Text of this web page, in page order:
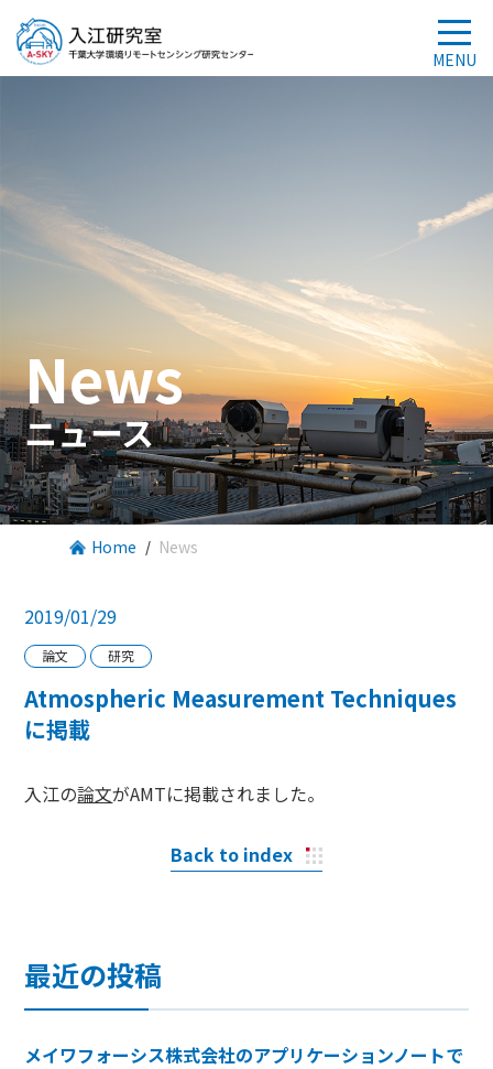
News
ニュース
Home News
2019/01/29
論文 研究
Atmospheric Measurement Techniques
に掲載
入江の論文がAMTに掲載されました。
Back to index
最近の投稿
メイワフォーシス株式会社のアプリケーションノートで